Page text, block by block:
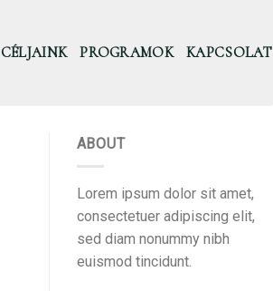
CÉLJAINK PROGRAMOK KAPCSOLAT
ABOUT
Lorem ipsum dolor sit amet,
consectetuer adipiscing elit,
sed diam nonummy nibh
euismod tincidunt.